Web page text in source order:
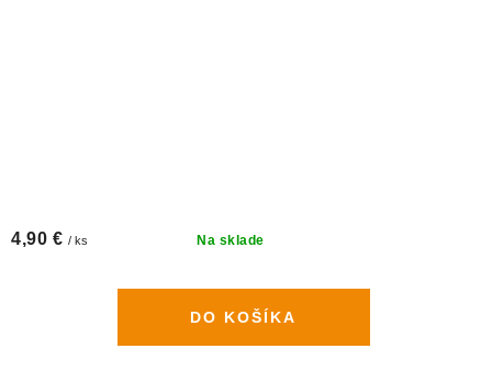
Na sklade
4,90 € / ks
DO KOŠÍKA